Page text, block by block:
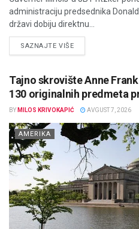
administraciju predsednika
državi dobiju direktnu...
SAZNAJTE VIŠEDETAILS
Tajno skrovište Anne
130 originalnih predmeta
BY MILOS KRIVOKAPIĆ AVGUST 7, 2026
AMERIKA